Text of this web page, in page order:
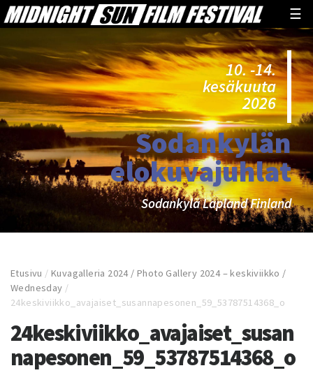
☰
10. -14.
kesäkuuta
2026
Sodankylän
elokuvajuhlat
Sodankylä Lapland Finland
Etusivu /Kuvagalleria 2024 / Photo Gallery 2024 – keskiviikko /
Wednesday /
24keskiviikko_avajaiset_susannapesonen_59_53787514368_o
24keskiviikko_avajaiset_susan
napesonen_59_53787514368_o